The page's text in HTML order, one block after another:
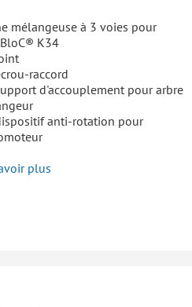
mélangeuse à 3 voies pour
K34
raccord
d'accouplement pour arbre
anti-rotation pour
plus